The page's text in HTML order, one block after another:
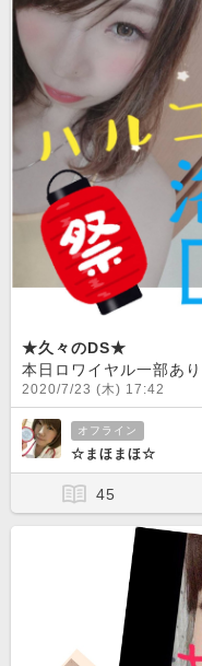
★久々のDS★
本日ロワイヤル一部あ
2020/7/23 (木) 17:42
オフライン
☆まほまほ☆
45